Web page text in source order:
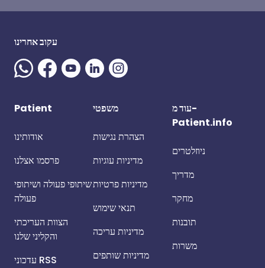
עקוב אחרינו
Patient
אודותינו
פרסמו אצלנו
שיתופי פעולה ושיתופי
פעולה
הצוות העריכתי
והקליני שלנו
עדכוני RSS
משפטי
הצהרת נגישות
מדיניות עוגיות
מדיניות פרטיות
תנאי שימוש
מדיניות עריכה
מדיניות שותפים
עוד מ-
Patient.info
ניוזלטרים
מדריך
מחקר
תובנות
משרות